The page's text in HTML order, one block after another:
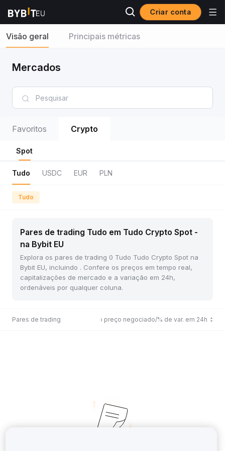
Criar conta
Visão geral Principais métricas
Mercados
Favoritos Crypto
Spot
Tudo USDC EUR PLN
Tudo
Pares de trading Tudo em Tudo Crypto Spot -
na Bybit EU
Explora os pares de trading 0 Tudo Tudo Crypto Spot na
Bybit EU, incluindo . Confere os preços em tempo real,
capitalizações de mercado e a variação em 24h,
ordenáveis por qualquer coluna.
Pares de trading Último preço negociado/% de var. em 24h